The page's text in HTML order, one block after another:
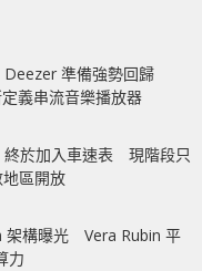
Deezer 準備強勢回歸
義串流音樂播放器
於加入車速表 現階段只
區開放
架構曝光 Vera Rubin 平
力